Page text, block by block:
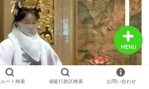
ート検索 省級行政区検索 お問い合わせ
MENU